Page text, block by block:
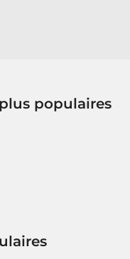
populaires